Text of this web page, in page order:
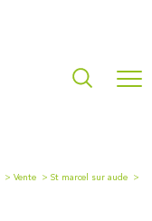
Vente
St marcel sur aude